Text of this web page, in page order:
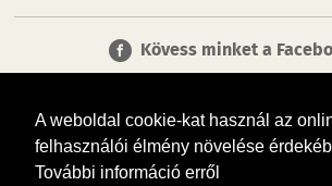
A weboldal cookie-kat használ az
felhasználói élmény növelése
További információ erről
Kövess minket a
Tudj meg többet városodról! Hírek,